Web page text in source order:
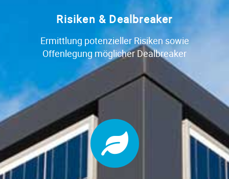
Risiken & Dealbreaker
Ermittlung potenzieller Risiken sowie
Offenlegung möglicher Dealbreaker